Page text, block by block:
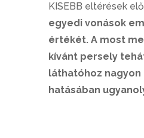
KISEBB eltérések
egyedi vonások
értékét. A most
kívánt persely
láthatóhoz nagyon
hatásában